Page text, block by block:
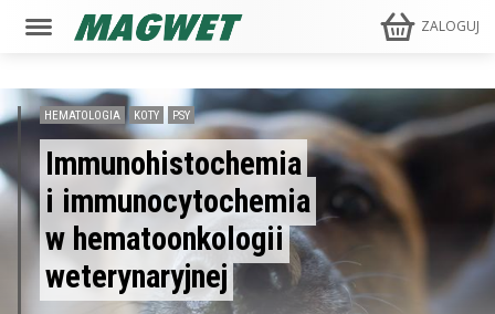
ZALOGUJ
HEMATOLOGIA KOTY PSY
Immunohistochemia
i immunocytochemia
w hematoonkologii
weterynaryjnej